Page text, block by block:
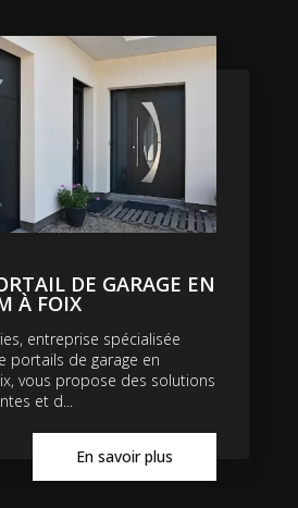
DE GARAGE EN
À FOIX
entreprise spécialisée
portails de garage en
vous propose des solutions
et d...
En savoir plus